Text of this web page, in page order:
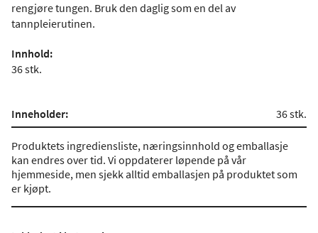
rengjøre tungen. Bruk den daglig som en del av
tannpleierutinen.
Innhold:
36 stk.
Inneholder: 36 stk.
Produktets ingrediensliste, næringsinnhold og emballasje
kan endres over tid. Vi oppdaterer løpende på vår
hjemmeside, men sjekk alltid emballasjen på produktet som
er kjøpt.